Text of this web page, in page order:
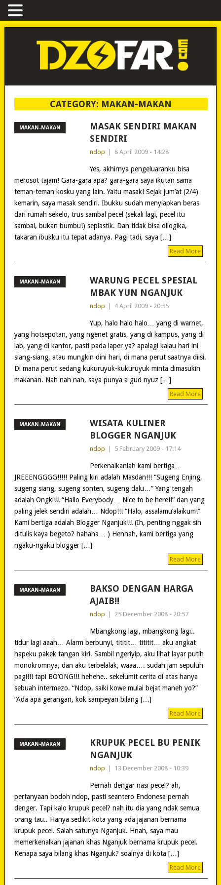
CATEGORY: MAKAN-MAKAN
MAKAN-MAKAN
MASAK SENDIRI MAKAN
SENDIRI
ndop 8 April 2009 - 14:28
Yes, akhirnya pengeluaranku bisa
merosot tajam! Gara-gara apa? gara-gara saya ikutan sama
teman-teman kosku yang lain. Yaitu masak! Sejak jum’at (2/4)
kemarin, saya masak sendiri. Ibukku sudah menyiapkan beras
dari rumah sekelo, trus sambal pecel (sekali lagi, pecel itu
sambal, bukan bumbu!) seplastik. Dan tidak bisa dilogika,
takaran ibukku itu tepat adanya. Pagi tadi, saya […]
Read More
MAKAN-MAKAN
WARUNG PECEL SPESIAL
MBAK YUN NGANJUK
ndop 4 April 2009 - 20:55
Yup, halo halo halo… yang di warnet,
yang hotsepotan, yang ngenet gratis, yang di kampus, yang di
lab, yang di kantor, pasti pada laper ya? apalagi kalau hari ini
siang-siang, atau mungkin dini hari, di mana perut saatnya diisi.
Di mana perut sedang kukuruyuk-kukuruyuk minta dimasukin
makanan. Nah nah nah, saya punya a gud nyuz […]
Read More
MAKAN-MAKAN
WISATA KULINER
BLOGGER NGANJUK
ndop 5 February 2009 - 17:14
Perkenalkanlah kami bertiga…
JREEENGGGG!!!!! Paling kiri adalah Masdan!!! “Sugeng Enjing,
sugeng siang, sugeng sonten, sugeng dalu…” Yang tengah
adalah Ongki!!! “Hallo Everybody… Nice to be here!!” dan yang
paling jelek sendiri adalah… Ndop!!! “Halo, assalamu’alaikum!”
Kami bertiga adalah Blogger Nganjuk!!! (Ih, penting nggak sih
ditulis kaya begeto? hahaha… ) Hennah, kami bertiga yang
ngaku-ngaku blogger […]
Read More
MAKAN-MAKAN
BAKSO DENGAN HARGA
AJAIB!!
ndop 25 December 2008 - 20:57
Mbangkong lagi, mbangkong lagi..
tidur lagi aaah… Alarm berbunyi, tititit… tititit… aku angkat
hapeku pakek tangan kiri. Sambil ngeriyip, aku lihat layar putih
monokromnya, dan aku terbelalak, waaa…. sudah jam sepuluh
pagi!!! tapi BO’ONG!!! hehehe.. sekelumit cerita di atas hanya
sebuah intermezo. “Ndop, saiki kowe mulai bejat maneh yo?”
“Ada apa gerangan, kok sampeyan bilang […]
Read More
MAKAN-MAKAN
KRUPUK PECEL BU PENIK
NGANJUK
ndop 13 December 2008 - 10:39
Pernah dengar nasi pecel? ah,
pertanyaan bodoh ndop, pasti seantero Endonesa pernah
denger. Tapi kalo krupuk pecel? nah itu dia yang ndak semua
orang tau.. Hanya sedikit kota yang ada jajanan bernama
krupuk pecel. Salah satunya Nganjuk. Hnah, saya mau
memerkenalkan jajanan khas Nganjuk bernama krupuk pecel.
Kenapa saya bilang khas Nganjuk? soalnya di kota […]
Read More